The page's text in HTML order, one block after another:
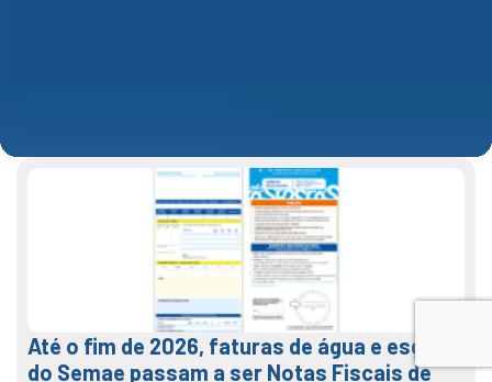
Até o fim de 2026, faturas de água e esgoto
do Semae passam a ser Notas Fiscais de